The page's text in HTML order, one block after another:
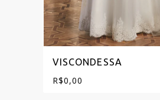
VISCONDESSA
R$0,00